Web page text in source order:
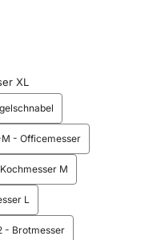
XL
M - Officemesser
M
L
- Brotmesser